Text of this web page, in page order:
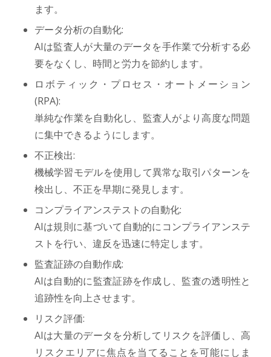
ます。
データ分析の自動化:
AIは監査人が大量のデータを手作業で分析する必
要をなくし、時間と労力を節約します。
ロボティック・プロセス・オートメーション
(RPA):
単純な作業を自動化し、監査人がより高度な問題
に集中できるようにします。
不正検出:
機械学習モデルを使用して異常な取引パターンを
検出し、不正を早期に発見します。
コンプライアンステストの自動化:
AIは規則に基づいて自動的にコンプライアンステ
ストを行い、違反を迅速に特定します。
監査証跡の自動作成:
AIは自動的に監査証跡を作成し、監査の透明性と
追跡性を向上させます。
リスク評価:
AIは大量のデータを分析してリスクを評価し、高
リスクエリアに焦点を当てることを可能にしま